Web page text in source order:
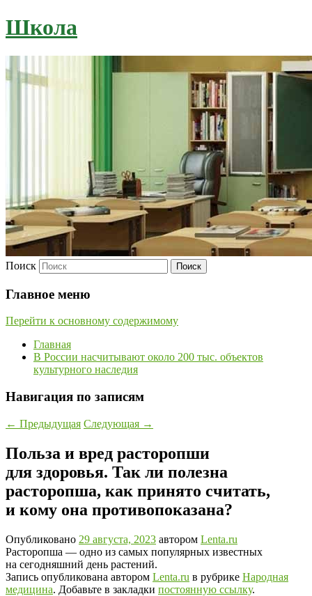
Школа
Поиск
Главное меню
Перейти к основному содержимому
Главная
В России насчитывают около 200 тыс. объектов
культурного наследия
Навигация по записям
← Предыдущая Следующая →
Польза и вред расторопши
для здоровья. Так ли полезна
расторопша, как принято считать,
и кому она противопоказана?
Опубликовано 29 августа, 2023 автором Lenta.ru
Расторопша — одно из самых популярных известных
на сегодняшний день растений.
Запись опубликована автором Lenta.ru в рубрике Народная
медицина. Добавьте в закладки постоянную ссылку.